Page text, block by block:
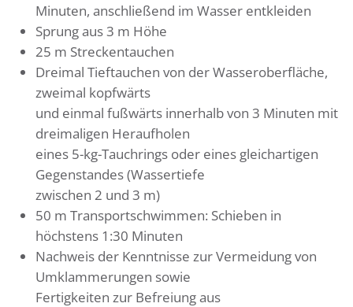
Minuten, anschließend im Wasser entkleiden
Sprung aus 3 m Höhe
25 m Streckentauchen
Dreimal Tieftauchen von der Wasseroberfläche,
zweimal kopfwärts
und einmal fußwärts innerhalb von 3 Minuten mit
dreimaligen Heraufholen
eines 5-kg-Tauchrings oder eines gleichartigen
Gegenstandes (Wassertiefe
zwischen 2 und 3 m)
50 m Transportschwimmen: Schieben in
höchstens 1:30 Minuten
Nachweis der Kenntnisse zur Vermeidung von
Umklammerungen sowie
Fertigkeiten zur Befreiung aus